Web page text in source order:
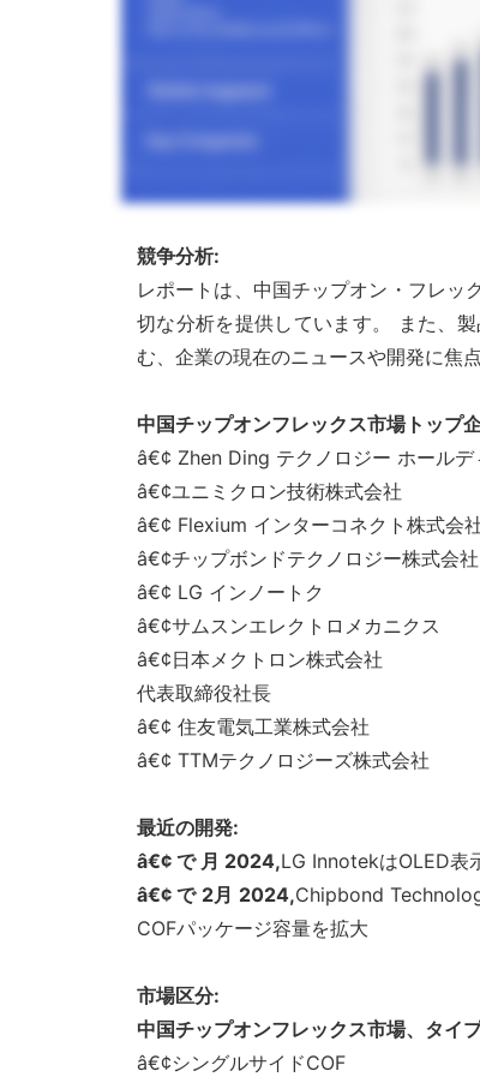
競争分析:
レポートは、中国チップオン・フレッ
切な分析を提供しています。 また、
む、企業の現在のニュースや開発に焦
中国チップオンフレックス市場トップ
â€¢ Zhen Ding テクノロジー ホールデ
â€¢ユニミクロン技術株式会社
â€¢ Flexium インターコネクト株式会
â€¢チップボンドテクノロジー株式会社
â€¢ LG インノートク
â€¢サムスンエレクトロメカニクス
â€¢日本メクトロン株式会社
代表取締役社長
â€¢ 住友電気工業株式会社
â€¢ TTMテクノロジーズ株式会社
最近の開発:
â€¢ で 月 2024,LG InnotekはOLED表
â€¢ で 2月 2024,Chipbond
COFパッケージ容量を拡大
市場区分:
中国チップオンフレックス市場、タイ
â€¢シングルサイドCOF